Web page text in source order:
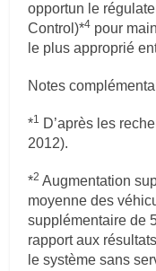
opportun le
Control)*4 pour
le plus approprié
Notes
*1 D’après les
2012).
*2 Augmentation
moyenne des
supplémentaire de
rapport aux
le système sans